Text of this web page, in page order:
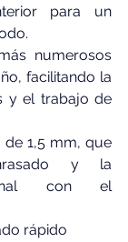
para un
numerosos
facilitando la
y el trabajo de
de 1,5 mm, que
y la
con el
rápido